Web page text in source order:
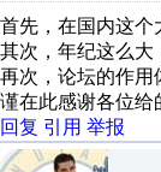
首先，在国内这个
其次，年纪这么大
再次，论坛的作用
谨在此感谢各位给
回复 引用 举报